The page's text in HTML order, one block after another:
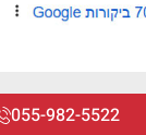
055-982-5522